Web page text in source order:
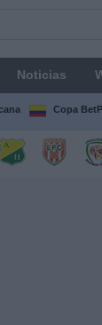
Noticias
Copa